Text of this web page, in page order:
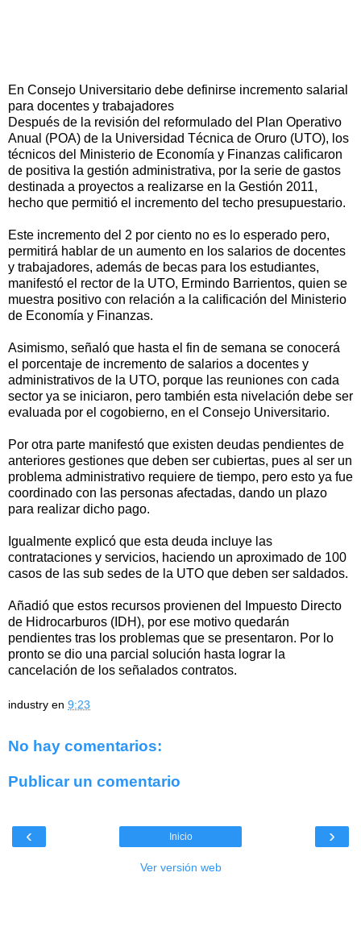
En Consejo Universitario debe definirse incremento salarial
para docentes y trabajadores
Después de la revisión del reformulado del Plan Operativo
Anual (POA) de la Universidad Técnica de Oruro (UTO), los
técnicos del Ministerio de Economía y Finanzas calificaron
de positiva la gestión administrativa, por la serie de gastos
destinada a proyectos a realizarse en la Gestión 2011,
hecho que permitió el incremento del techo presupuestario.
Este incremento del 2 por ciento no es lo esperado pero,
permitirá hablar de un aumento en los salarios de docentes
y trabajadores, además de becas para los estudiantes,
manifestó el rector de la UTO, Ermindo Barrientos, quien se
muestra positivo con relación a la calificación del Ministerio
de Economía y Finanzas.
Asimismo, señaló que hasta el fin de semana se conocerá
el porcentaje de incremento de salarios a docentes y
administrativos de la UTO, porque las reuniones con cada
sector ya se iniciaron, pero también esta nivelación debe ser
evaluada por el cogobierno, en el Consejo Universitario.
Por otra parte manifestó que existen deudas pendientes de
anteriores gestiones que deben ser cubiertas, pues al ser un
problema administrativo requiere de tiempo, pero esto ya fue
coordinado con las personas afectadas, dando un plazo
para realizar dicho pago.
Igualmente explicó que esta deuda incluye las
contrataciones y servicios, haciendo un aproximado de 100
casos de las sub sedes de la UTO que deben ser saldados.
Añadió que estos recursos provienen del Impuesto Directo
de Hidrocarburos (IDH), por ese motivo quedarán
pendientes tras los problemas que se presentaron. Por lo
pronto se dio una parcial solución hasta lograr la
cancelación de los señalados contratos.
industry en 9:23
No hay comentarios:
Publicar un comentario
‹ ›
Inicio
Ver versión web